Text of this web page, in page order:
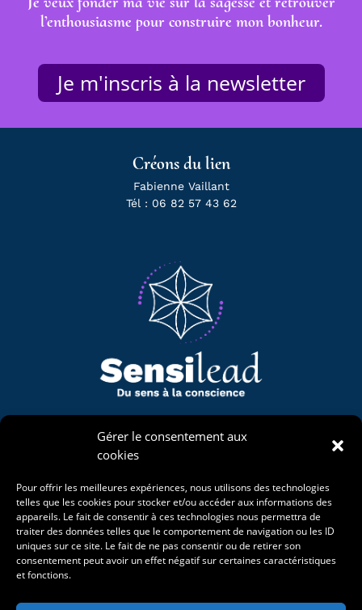
Gérer le consentement aux
cookies
Pour offrir les meilleures expériences, nous utilisons des technologies
telles que les cookies pour stocker et/ou accéder aux informations des
appareils. Le fait de consentir à ces technologies nous permettra de
traiter des données telles que le comportement de navigation ou les ID
uniques sur ce site. Le fait de ne pas consentir ou de retirer son
consentement peut avoir un effet négatif sur certaines caractéristiques
et fonctions.
l’enthousiasme pour construire mon bonheur.
Je m'inscris à la newsletter
Créons du lien
Fabienne Vaillant
Tél : 06 82 57 43 62
Naviguons
La Bergerie Étoilée
Projet de vie
Événements
Blog